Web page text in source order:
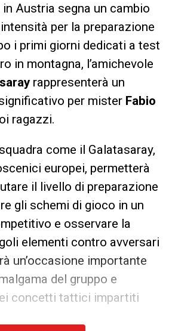
Austria segna un cambio
per la preparazione
i primi giorni dedicati a test
in montagna, l’amichevole
rappresenterà un
per mister Fabio
ragazzi.
come il Galatasaray,
europei, permetterà
il livello di preparazione
gli schemi di gioco in un
e osservare la
elementi contro avversari
un’occasione importante
del gruppo e
concetti tattici impartiti